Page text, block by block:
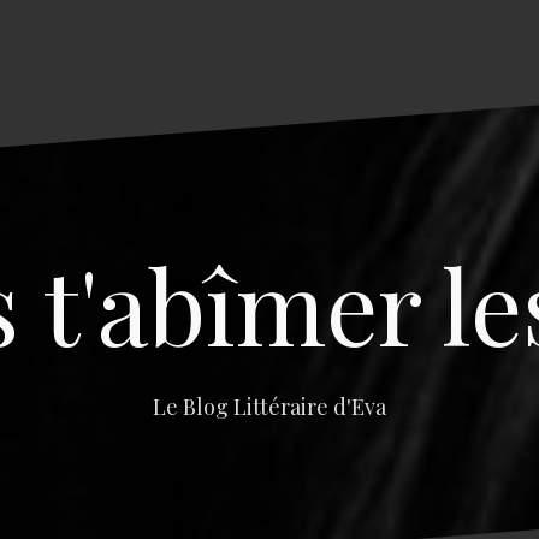
t'abîmer
Le Blog Littéraire d'Eva